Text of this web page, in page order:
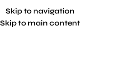
Skip to navigation
Skip to main content